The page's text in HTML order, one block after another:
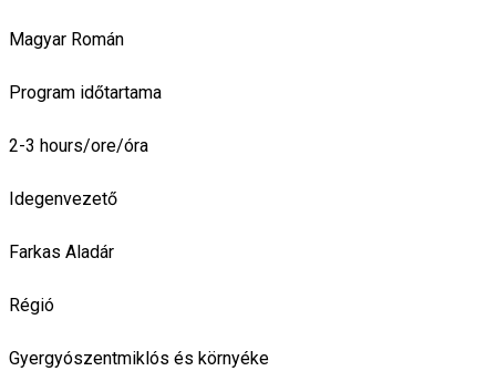
Magyar Román
Program időtartama
2-3 hours/ore/óra
Idegenvezető
Farkas Aladár
Régió
Gyergyószentmiklós és környéke